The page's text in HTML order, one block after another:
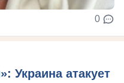
0
Украина атакует